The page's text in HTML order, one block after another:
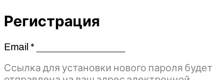
Регистрация
Email *Обязательно
Ссылка для установки нового пароля будет